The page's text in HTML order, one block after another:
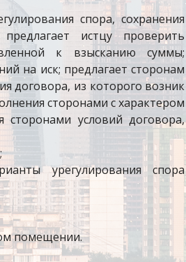
спора, сохранения
истцу проверить
к взысканию суммы;
на иск; предлагает сторонам
договора, из которого возник
сторонами с характером
сторонами условий договора,
урегулирования спора
помещении.